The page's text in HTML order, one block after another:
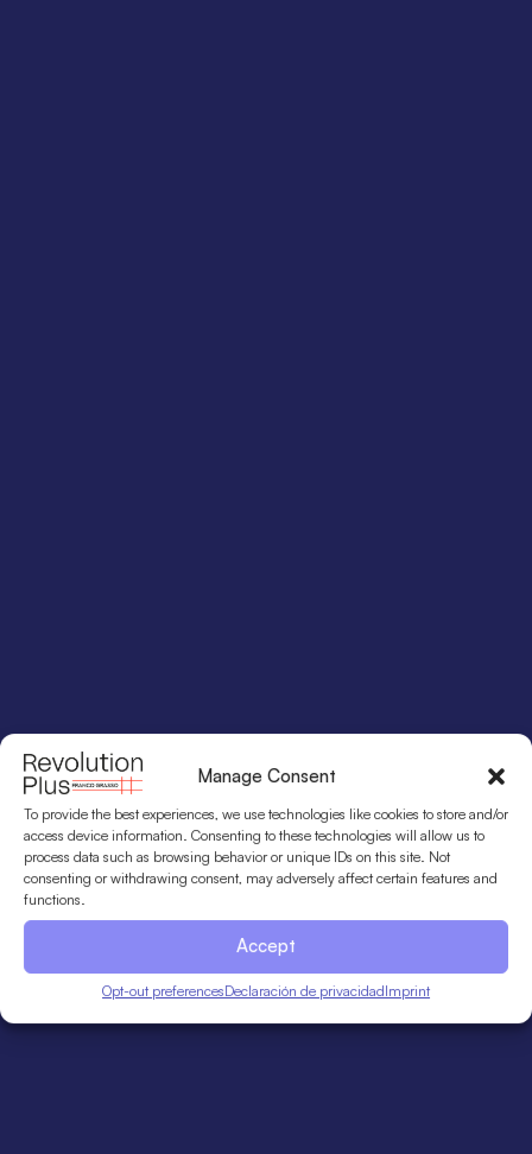
Manage Consent
To provide the best experiences, we use technologies like cookies to store and/or
access device information. Consenting to these technologies will allow us to
process data such as browsing behavior or unique IDs on this site. Not
consenting or withdrawing consent, may adversely affect certain features and
functions.
Accept
Opt-out preferencesDeclaración de privacidadImprint